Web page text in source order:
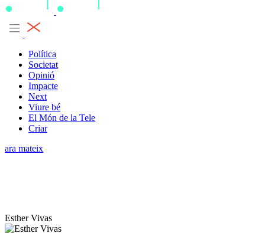
Política
Societat
Opinió
Impacte
Next
Viure bé
El Món de la Tele
Criar
ara mateix
Esther Vivas